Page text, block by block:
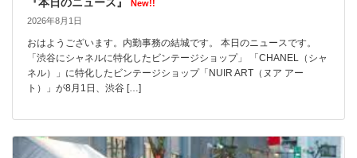
New!!
2026年8月1日
おはようございます。内勤事務の結城です。 本日のニュースです。
「渋谷にシャネルに特化したビンテージショップ」 「CHANEL（シャ
ネル）」に特化したビンテージショップ「NUIR ART（ヌア アー
ト）」が8月1日、渋谷 […]